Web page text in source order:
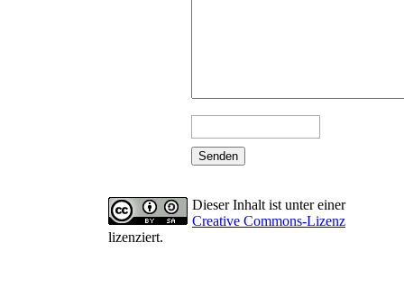
Dieser Inhalt ist unter einer
Creative Commons-Lizenz
lizenziert.